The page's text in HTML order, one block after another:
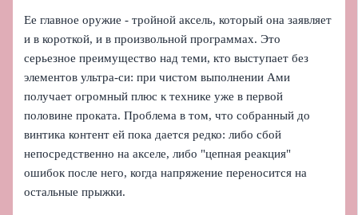
Ее главное оружие - тройной аксель, который она заявляет
и в короткой, и в произвольной программах. Это
серьезное преимущество над теми, кто выступает без
элементов ультра‑си: при чистом выполнении Ами
получает огромный плюс к технике уже в первой
половине проката. Проблема в том, что собранный до
винтика контент ей пока дается редко: либо сбой
непосредственно на акселе, либо "цепная реакция"
ошибок после него, когда напряжение переносится на
остальные прыжки.